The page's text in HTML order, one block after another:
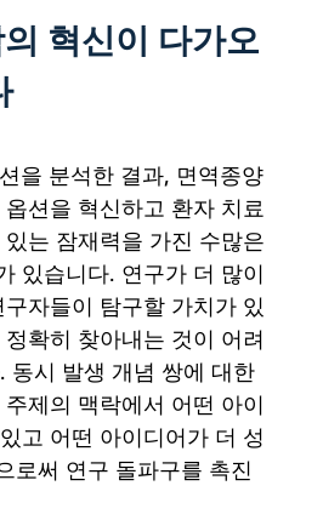
혁신이 다가오
을 분석한 결과, 면역종양
션을 혁신하고 환자 치료
는 잠재력을 가진 수많은
있습니다. 연구가 더 많이
자들이 탐구할 가치가 있
확히 찾아내는 것이 어려
동시 발생 개념 쌍에 대한
제의 맥락에서 어떤 아이
고 어떤 아이디어가 더 성
로써 연구 돌파구를 촉진